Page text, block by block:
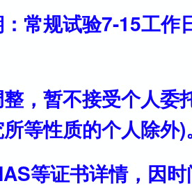
常规试验7-15工作
，暂不接受个人委
等性质的个人除外)
等证书详情，因